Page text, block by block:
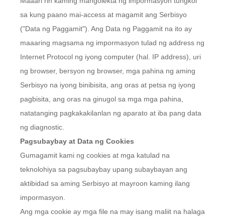
sa kung paano mai-access at magamit ang Serbisyo
("Data ng Paggamit"). Ang Data ng Paggamit na ito ay
maaaring magsama ng impormasyon tulad ng address ng
Internet Protocol ng iyong computer (hal. IP address), uri
ng browser, bersyon ng browser, mga pahina ng aming
Serbisyo na iyong binibisita, ang oras at petsa ng iyong
pagbisita, ang oras na ginugol sa mga mga pahina,
natatanging pagkakakilanlan ng aparato at iba pang data
ng diagnostic.
Pagsubaybay at Data ng Cookies
Gumagamit kami ng cookies at mga katulad na
teknolohiya sa pagsubaybay upang subaybayan ang
aktibidad sa aming Serbisyo at mayroon kaming ilang
impormasyon.
Ang mga cookie ay mga file na may isang maliit na halaga